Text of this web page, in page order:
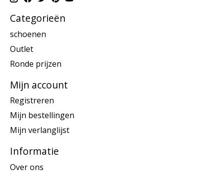
Categorieën
schoenen
Outlet
Ronde prijzen
Mijn account
Registreren
Mijn bestellingen
Mijn verlanglijst
Informatie
Over ons